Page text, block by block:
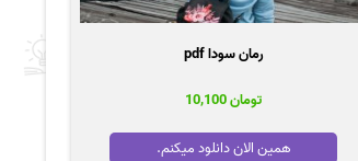
رمان سودا pdf
تومان
همین الان دانلود میکنم.